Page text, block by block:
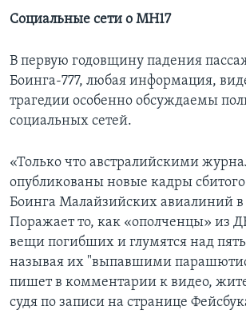
Социальные сети о МН17
В первую годовщину падения
Боинга-777, любая информация,
трагедии особенно обсуждаемы
социальных сетей.
«Только что австралийскими
опубликованы новые кадры
Боинга Малайзийских авиалиний
Поражает то, как «ополченцы» из
вещи погибших и глумятся над
называя их "выпавшими
пишет в комментарии к видео,
судя по записи на странице